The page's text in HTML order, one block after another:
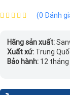
(0 Đánh
Hãng sản xuất:
Xuất xứ: Trung
Bảo hành: 12 tháng